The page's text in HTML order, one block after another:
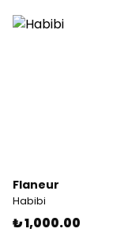
Flaneur
Habibi
₺ 1,000.00